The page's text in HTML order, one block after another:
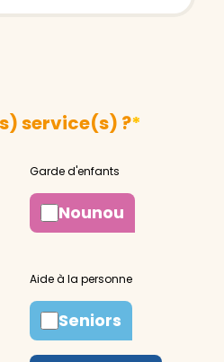
service(s) ?*
Nounou
Seniors